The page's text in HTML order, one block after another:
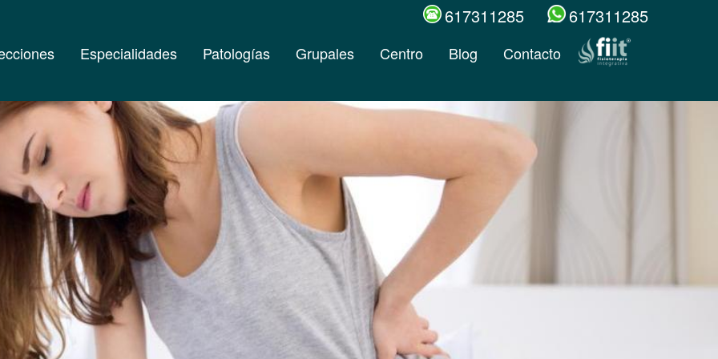
617311285 617311285
Especialidades Patologías Grupales Centro Blog Contacto